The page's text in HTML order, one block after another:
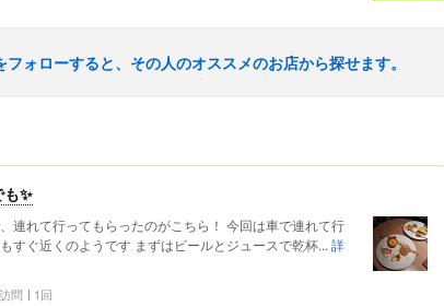
ォローすると、その人のオススメのお店から探せます。
✨
連れて行ってもらったのがこちら！ 今回は車で連れて行
すぐ近くのようです まずはビールとジュースで乾杯... 詳
問 1回